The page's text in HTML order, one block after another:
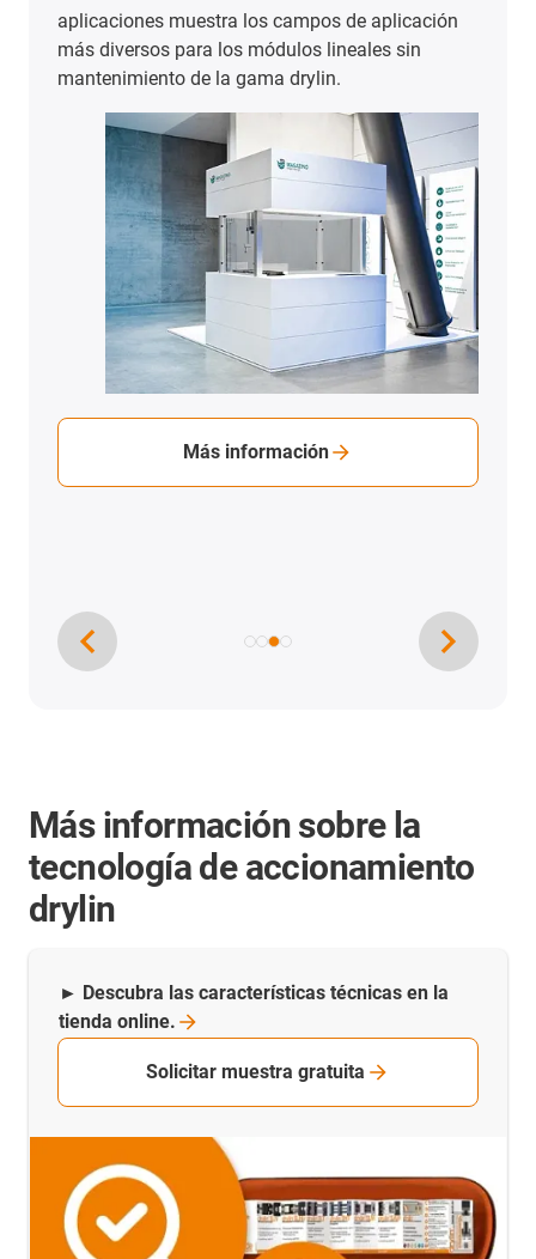
Ver ejemplos de aplicaciones
Más información sobre la
tecnología de accionamiento
drylin
► Descubra las características técnicas en la
tienda online.
Solicitar muestra gratuita